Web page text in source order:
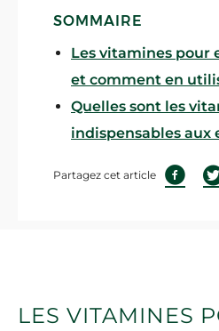
SOMMAIRE
Les vitamines pour
et comment en
Quelles sont les
indispensables aux
Partagez cet article
LES VITAMINES